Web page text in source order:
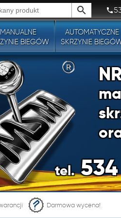
typy produktów!
MANUALNE
BIEGÓW
AUTOMATYCZNE
SKRZYNIE
tel.534
Darmowa wycena!